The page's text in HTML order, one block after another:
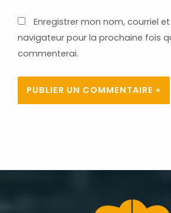
Enregistrer mon nom, courriel
navigateur pour la prochaine fois
commenterai.